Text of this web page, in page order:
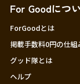
For Goodにつ
ForGoodとは
掲載手数料0円の仕組
グッド隊とは
ヘルプ